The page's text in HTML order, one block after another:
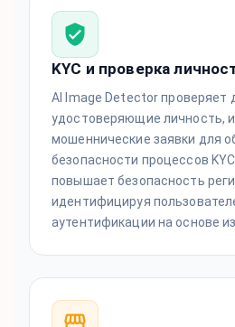
KYC и проверка
AI Image Detector проверяет
удостоверяющие личность,
мошеннические заявки для
безопасности процессов
повышает безопасность
идентифицируя
аутентификации на основе